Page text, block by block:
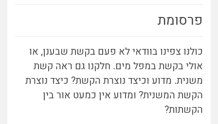
פרסומת
כולנו צפינו בוודאי לא פעם בקשת שבענן, או
אולי בקשת במפל מים. חלקנו גם ראה קשת
משנית. מדוע וכיצד נוצרת הקשת? כיצד נוצרת
הקשת המשנית? ומדוע אין כמעט אור בין
הקשתות?